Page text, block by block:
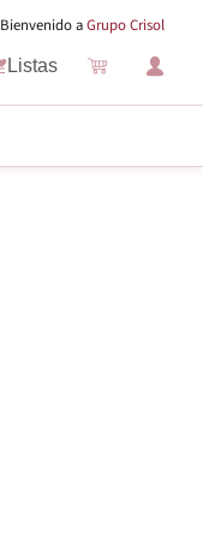
Bienvenido aGrupo Crisol
Listas